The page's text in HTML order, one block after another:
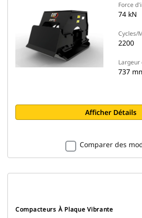
Force
74 kN
Cycles/
2200
Largeur
737
Afficher Détails
Comparer des
Compacteurs À Plaque Vibrante